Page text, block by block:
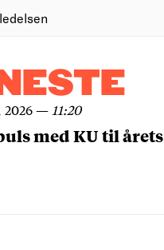
2026— 11:20
med KU til årets